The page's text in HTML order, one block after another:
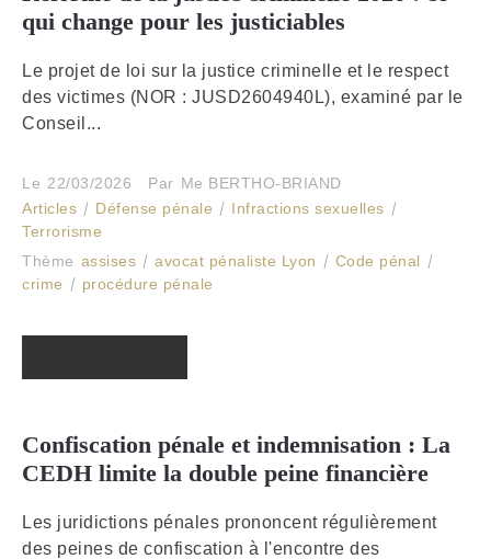
qui change pour les justiciables
Le projet de loi sur la justice criminelle et le respect
des victimes (NOR : JUSD2604940L), examiné par le
Conseil...
Le 22/03/2026 Par Me BERTHO-BRIAND
Articles
Défense pénale
Infractions sexuelles
Terrorisme
Thème assises avocat pénaliste Lyon
Code pénal
crime
procédure pénale
Confiscation pénale et indemnisation : La
CEDH limite la double peine financière
Les juridictions pénales prononcent régulièrement
des peines de confiscation à l'encontre des